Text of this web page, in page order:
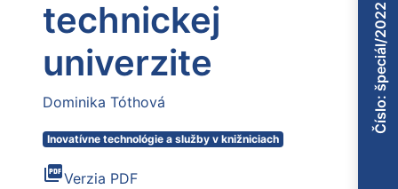
technickej
univerzite
Dominika Tóthová
Inovatívne technológie a služby v knižniciach
picture_as_pdfVerzia PDF
Číslo: špeciál/2022